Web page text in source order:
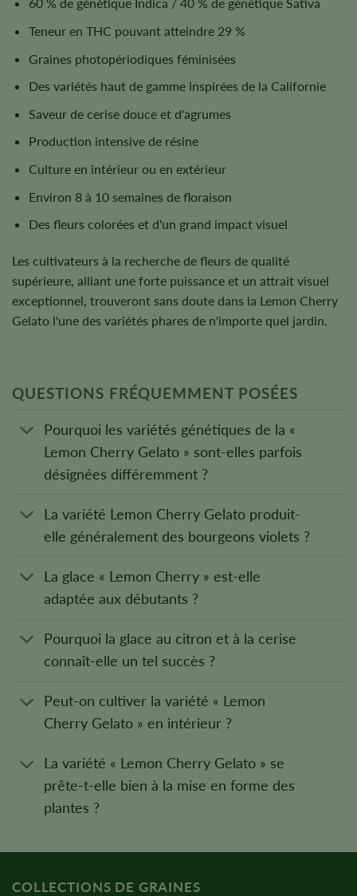
60 % de génétique Indica / 40 % de génétique Sativa
Teneur en THC pouvant atteindre 29 %
Graines photopériodiques féminisées
Des variétés haut de gamme inspirées de la Californie
Saveur de cerise douce et d'agrumes
Production intensive de résine
Culture en intérieur ou en extérieur
Environ 8 à 10 semaines de floraison
Des fleurs colorées et d'un grand impact visuel
Les cultivateurs à la recherche de fleurs de qualité
supérieure, alliant une forte puissance et un attrait visuel
exceptionnel, trouveront sans doute dans la Lemon Cherry
Gelato l'une des variétés phares de n'importe quel jardin.
QUESTIONS FRÉQUEMMENT POSÉES
Pourquoi les variétés génétiques de la «
Lemon Cherry Gelato » sont-elles parfois
désignées différemment ?
La variété Lemon Cherry Gelato produit-
elle généralement des bourgeons violets ?
La glace « Lemon Cherry » est-elle
adaptée aux débutants ?
Pourquoi la glace au citron et à la cerise
connaît-elle un tel succès ?
Peut-on cultiver la variété « Lemon
Cherry Gelato » en intérieur ?
La variété « Lemon Cherry Gelato » se
prête-t-elle bien à la mise en forme des
plantes ?
COLLECTIONS DE GRAINES